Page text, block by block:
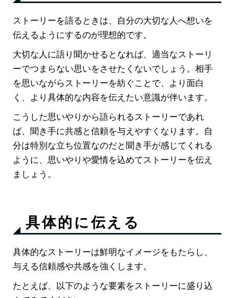
ストーリーを語るときは、自分の大切な人へ想いを
伝えるようにするのが理想的です。
大切な人に語り聞かせるとなれば、適当なストーリ
ーでつまらない思いをさせたくないでしょう。相手
を思いながらストーリーを紡ぐことで、より面白
く、より具体的な内容を伝えたい意識が伴います。
こうした思いやりから語られるストーリーであれ
ば、聞き手に共感と信頼を与えやすくなります。自
分は特別な立ち位置なのだと聞き手が感じてくれる
ように、思いやりや愛情を込めてストーリーを伝え
ましょう。
具体的に伝える
具体的なストーリーは鮮明なイメージをもたらし、
与える信頼感や共感を強くします。
たとえば、以下のような要素をストーリーに盛り込